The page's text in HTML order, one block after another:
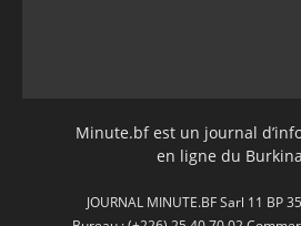
Minute.bf est un journal
en ligne du
JOURNAL MINUTE.BF Sarl 11 BP